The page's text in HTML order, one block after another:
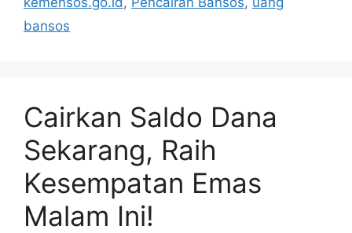
bansos
Cairkan Saldo Dana
Sekarang, Raih
Kesempatan Emas
Malam Ini!